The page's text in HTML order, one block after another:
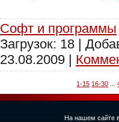
Софт и программы
Загрузок: 18 |
23.08.2009 |
1-15 16-30
На нашем сайте